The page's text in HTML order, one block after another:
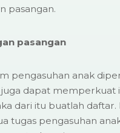
pasangan.
pasangan
pengasuhan anak
dapat memperkuat
dari itu buatlah daftar.
tugas pengasuhan